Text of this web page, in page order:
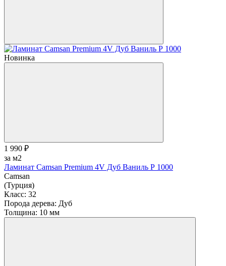
Новинка
1 990 ₽
за м2
Ламинат Camsan Premium 4V Дуб Ваниль Р 1000
Camsan
(Турция)
Класс: 32
Порода дерева: Дуб
Толщина: 10 мм